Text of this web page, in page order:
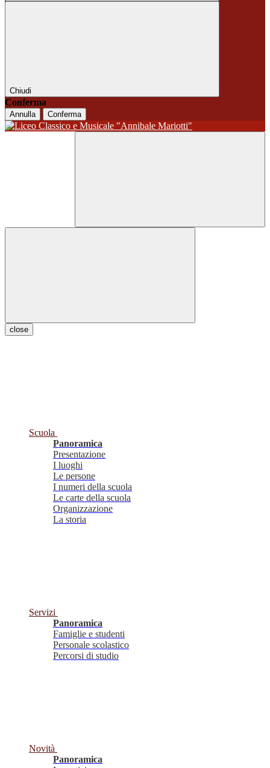
Chiudi
Conferma
Annulla Conferma
close
Scuola
Panoramica
Presentazione
I luoghi
Le persone
I numeri della scuola
Le carte della scuola
Organizzazione
La storia
Servizi
Panoramica
Famiglie e studenti
Personale scolastico
Percorsi di studio
Novità
Panoramica